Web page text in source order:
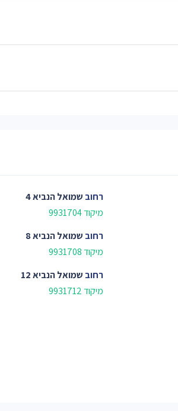
רחוב שמואל הנביא 4
מיקוד 9931704
רחוב שמואל הנביא 8
מיקוד 9931708
רחוב שמואל הנביא 12
מיקוד 9931712